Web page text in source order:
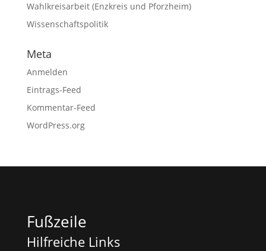
Wahlkreisarbeit (Enzkreis und Pforzheim)
Wissenschaftspolitik
Meta
Anmelden
Eintrags-Feed
Kommentar-Feed
WordPress.org
Fußzeile
Hilfreiche Links